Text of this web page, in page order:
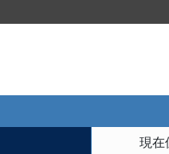
到
現在